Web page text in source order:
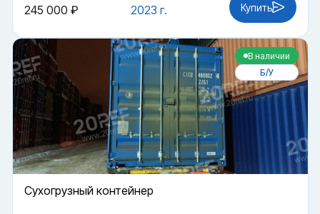
2023 г.
245 000 ₽ Купить
В наличии
Б/У
Cухогрузный контейнер